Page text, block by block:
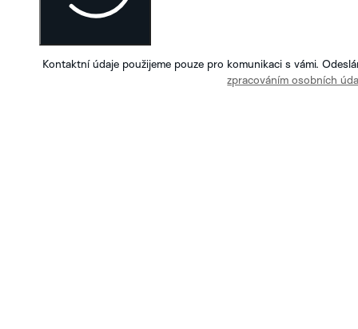
Kontaktní údaje použijeme pouze pro komunikaci s vámi.
zpracováním osobních